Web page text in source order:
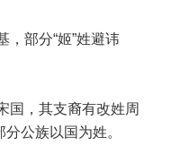
部分“姬”姓避讳
，其支裔有改姓周
公族以国为姓。